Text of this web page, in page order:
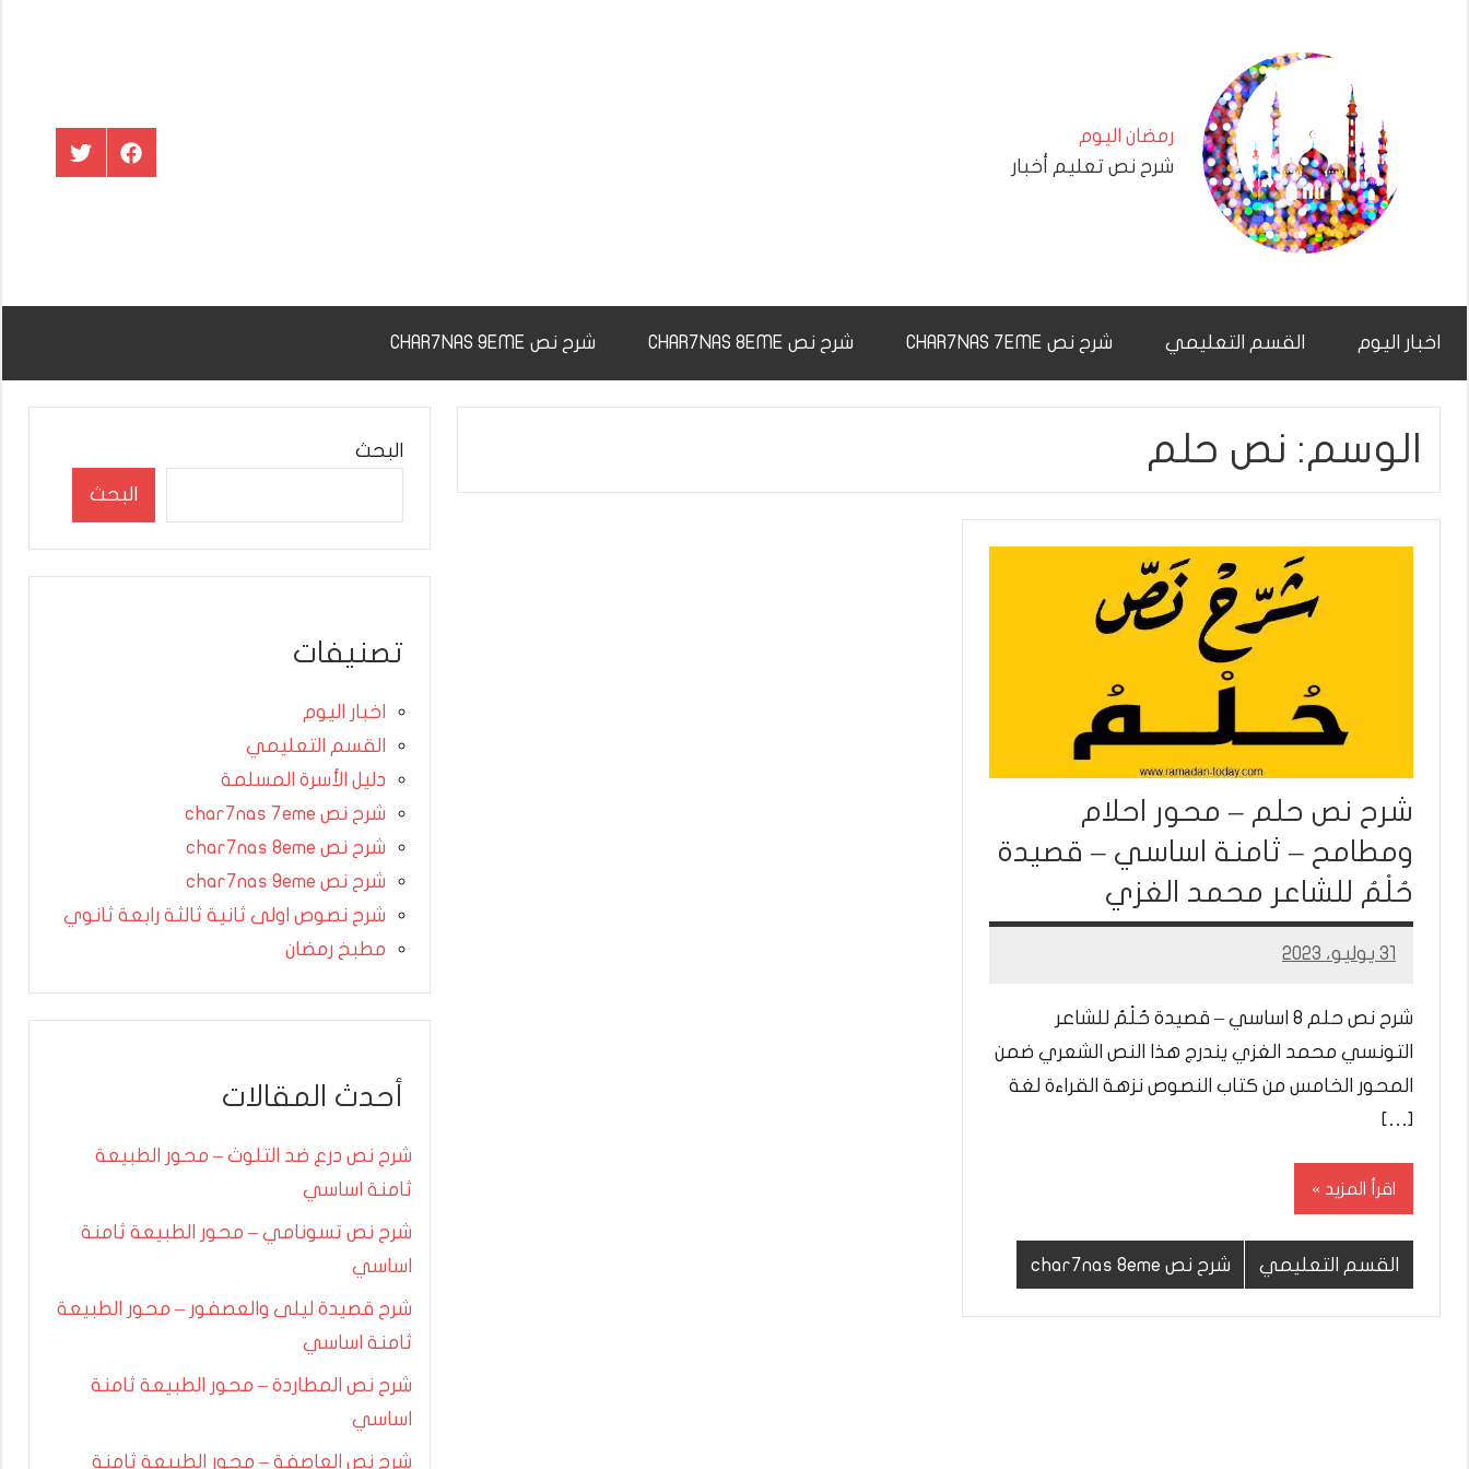
رمضان اليوم
شرح نص تعليم أخبار
عنصر
عنصر
اخبار اليوم القسم التعليمي شرح نص CHAR7NAS 7EME شرح نص CHAR7NAS 8EME شرح نص CHAR7NAS 9EME
الوسم: نص حلم
شرح نص حلم – محور احلام
ومطامح – ثامنة اساسي – قصيدة
حُلْمُ للشاعر محمد الغزي
31 يوليو، 2023
Mohamed
Ramadan
شرح نص حلم 8 اساسي – قصيدة حُلْمُ للشاعر
التونسي محمد الغزي يندرج هذا النص الشعري ضمن
المحور الخامس من كتاب النصوص نزهة القراءة لغة
[…]
اقرأ المزيد
القسم التعليمي شرح نص char7nas 8eme
البحث
البحث
تصنيفات
اخبار اليوم
القسم التعليمي
دليل الأسرة المسلمة
شرح نص char7nas 7eme
شرح نص char7nas 8eme
شرح نص char7nas 9eme
شرح نصوص اولى ثانية ثالثة رابعة ثانوي
مطبخ رمضان
أحدث المقالات
شرح نص درع ضد التلوث – محور الطبيعة
ثامنة اساسي
شرح نص تسونامي – محور الطبيعة ثامنة
اساسي
شرح قصيدة ليلى والعصفور – محور الطبيعة
ثامنة اساسي
شرح نص المطاردة – محور الطبيعة ثامنة
اساسي
شرح نص العاصفة – محور الطبيعة ثامنة